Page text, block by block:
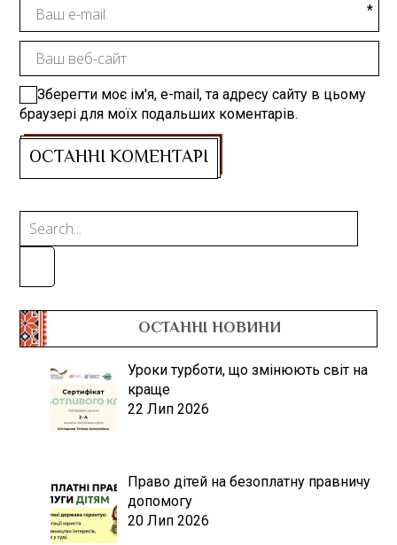
Зберегти моє ім'я, e-mail, та адресу сайту в цьому
браузері для моїх подальших коментарів.
ОСТАННІ НОВИНИ
Уроки турботи, що змінюють світ на
краще
22 Лип 2026
Право дітей на безоплатну правничу
допомогу
20 Лип 2026